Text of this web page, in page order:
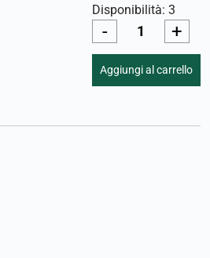
Disponibilità: 3
- +
Aggiungi al carrello